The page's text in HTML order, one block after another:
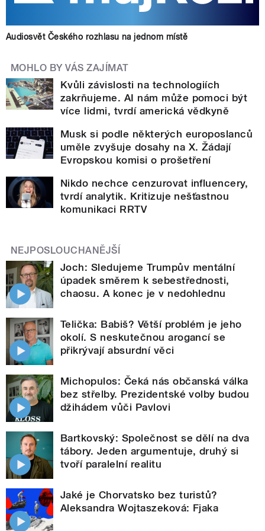
Audiosvět Českého rozhlasu na jednom místě
MOHLO BY VÁS ZAJÍMAT
Kvůli závislosti na technologiích
zakrňujeme. AI nám může pomoci být
více lidmi, tvrdí americká vědkyně
Musk si podle některých europoslanců
uměle zvyšuje dosahy na X. Žádají
Evropskou komisi o prošetření
Nikdo nechce cenzurovat influencery,
tvrdí analytik. Kritizuje nešťastnou
komunikaci RRTV
NEJPOSLOUCHANĚJŠÍ
Joch: Sledujeme Trumpův mentální
úpadek směrem k sebestřednosti,
chaosu. A konec je v nedohlednu
Telička: Babiš? Větší problém je jeho
okolí. S neskutečnou arogancí se
přikrývají absurdní věci
Michopulos: Čeká nás občanská válka
bez střelby. Prezidentské volby budou
džihádem vůči Pavlovi
Bartkovský: Společnost se dělí na dva
tábory. Jeden argumentuje, druhý si
tvoří paralelní realitu
Jaké je Chorvatsko bez turistů?
Aleksandra Wojtaszeková: Fjaka